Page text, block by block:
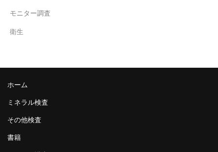
モニター調査
衛生
ホーム
ミネラル検査
その他検査
書籍